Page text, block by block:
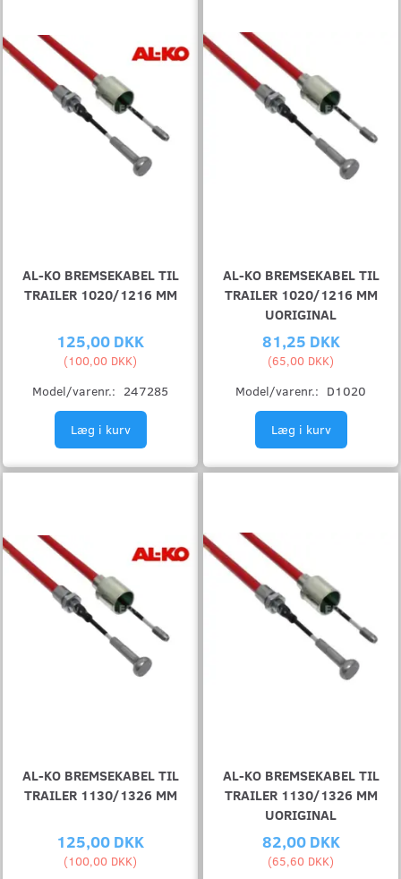
AL-KO BREMSEKABEL TIL
TRAILER 1020/1216 MM
125,00 DKK
(100,00 DKK)
Model/varenr.: 247285
Læg i kurv
AL-KO BREMSEKABEL TIL
TRAILER 1020/1216 MM
UORIGINAL
81,25 DKK
(65,00 DKK)
Model/varenr.: D1020
Læg i kurv
AL-KO BREMSEKABEL TIL
TRAILER 1130/1326 MM
125,00 DKK
(100,00 DKK)
AL-KO BREMSEKABEL TIL
TRAILER 1130/1326 MM
UORIGINAL
82,00 DKK
(65,60 DKK)